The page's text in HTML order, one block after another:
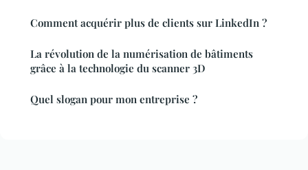
Comment acquérir plus de clients sur LinkedIn ?
La révolution de la numérisation de bâtiments
grâce à la technologie du scanner 3D
Quel slogan pour mon entreprise ?